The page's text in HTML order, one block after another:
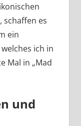
schaffen es
ein
ich in
Mal in „Mad
und